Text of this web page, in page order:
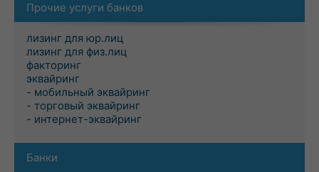
Прочие услуги банков
лизинг для юр.лиц
лизинг для физ.лиц
факторинг
эквайринг
- мобильный эквайринг
- торговый эквайринг
- интернет-эквайринг
Банки